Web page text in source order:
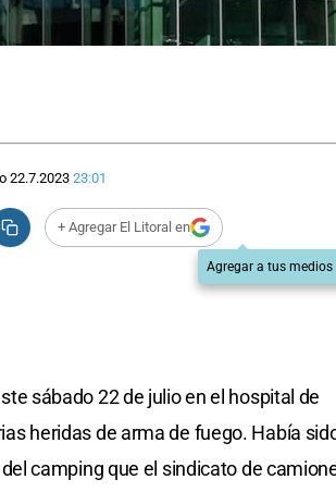
22.7.2023 23:01
+ Agregar El Litoral en
Agregar a tus medios
sábado 22 de julio en el hospital de
heridas de arma de fuego. Había
camping que el sindicato de